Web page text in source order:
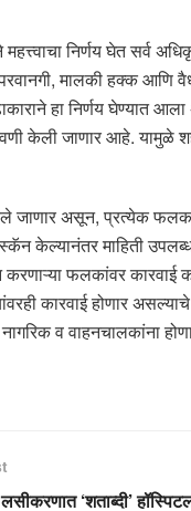
निर्णय घेत सर्व
मालकी हक्क आणि
हा निर्णय घेण्यात
केली जाणार आहे.
जाणार असून, प्रत्येक
केल्यानंतर माहिती
फलकांवर कारवाई
कारवाई होणार
व वाहनचालकांना
‘शताब्दी’